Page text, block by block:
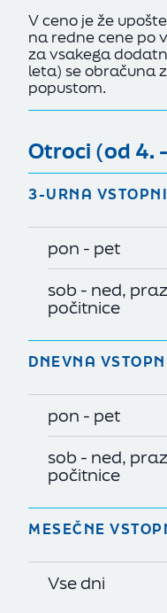
V ceno je že
na redne cene po
za vsakega
leta) se obračuna
popustom.
Otroci (od 4.
3-URNA
pon - pet
sob - ned,
počitnice
DNEVNA
pon - pet
sob - ned,
počitnice
MESEČNE
Vse dni